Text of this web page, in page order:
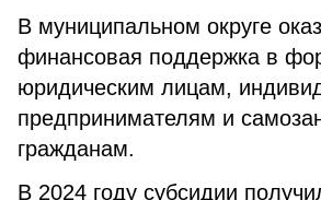
В муниципальном округе
финансовая поддержка в
юридическим лицам,
предпринимателям и
гражданам.
В 2024 году субсидии